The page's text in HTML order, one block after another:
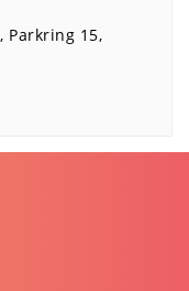
Parkring 15